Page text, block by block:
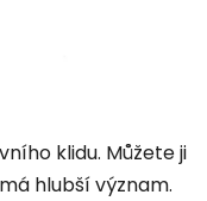
klidu. Můžete ji
hlubší význam.